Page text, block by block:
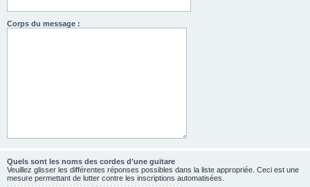
Corps du message :
Quels sont les noms des cordes d’une guitare
Veuillez glisser les différentes réponses possibles dans la liste appropriée. Ceci est une
mesure permettant de lutter contre les inscriptions automatisées.